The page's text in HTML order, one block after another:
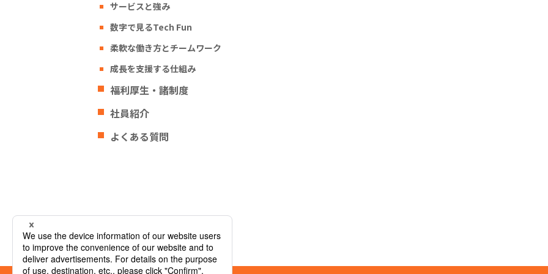
サービスと強み
数字で見るTech Fun
柔軟な働き方とチームワーク
成長を支援する仕組み
福利厚生・諸制度
社員紹介
よくある質問